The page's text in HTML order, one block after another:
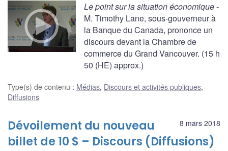
Le point sur la situation économique-
M. Timothy Lane, sous-gouverneur à
la Banque du Canada, prononce un
discours devant la Chambre de
commerce du Grand Vancouver. (15 h
50 (HE) approx.)
Type(s) de contenu : Médias, Discours et activités publiques,
Diffusions
8 mars 2018
Dévoilement du nouveau
billet de 10 $ – Discours (Diffusions)